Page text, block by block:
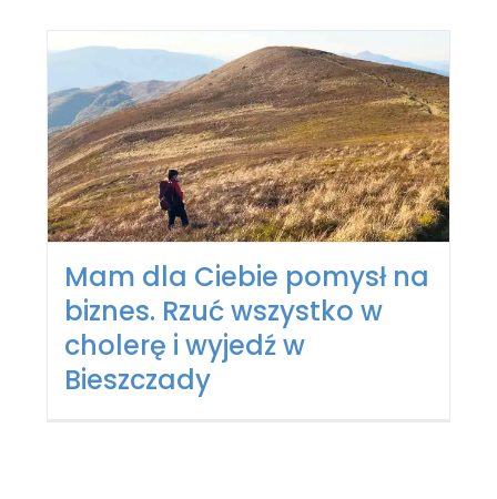
Mam dla Ciebie pomysł na
biznes. Rzuć wszystko w
cholerę i wyjedź w
Bieszczady